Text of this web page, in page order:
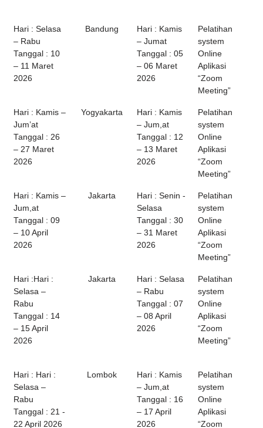
Hari : Selasa
– Rabu
Tanggal : 10
– 11 Maret
2026
Bandung
Hari : Kamis
– Jumat
Tanggal : 05
– 06 Maret
2026
Pelatihan
system
Online
Aplikasi
“Zoom
Meeting”
Hari : Kamis –
Jum’at
Tanggal : 26
– 27 Maret
2026
Yogyakarta
Hari : Kamis
– Jum,at
Tanggal : 12
– 13 Maret
2026
Pelatihan
system
Online
Aplikasi
“Zoom
Meeting”
Hari : Kamis –
Jum,at
Tanggal : 09
– 10 April
2026
Jakarta
Hari : Senin -
Selasa
Tanggal : 30
– 31 Maret
2026
Pelatihan
system
Online
Aplikasi
“Zoom
Meeting”
Hari :Hari :
Selasa –
Rabu
Tanggal : 14
– 15 April
2026
Jakarta
Hari : Selasa
– Rabu
Tanggal : 07
– 08 April
2026
Pelatihan
system
Online
Aplikasi
“Zoom
Meeting”
Hari : Hari :
Selasa –
Rabu
Tanggal : 21 -
22 April 2026
Lombok
Hari : Kamis
– Jum,at
Tanggal : 16
– 17 April
2026
Pelatihan
system
Online
Aplikasi
“Zoom